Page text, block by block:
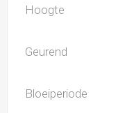
Hoogte
Geurend
Bloeiperiode